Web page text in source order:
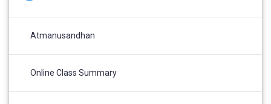
Atmanusandhan
Online Class Summary